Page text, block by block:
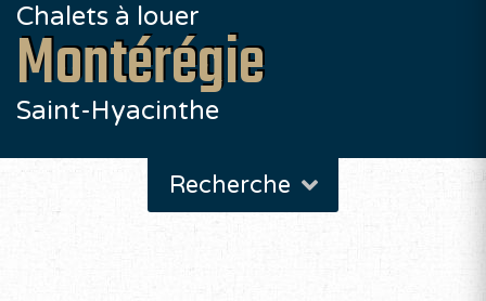
Chalets à louer
Montérégie
Saint-Hyacinthe
Recherche